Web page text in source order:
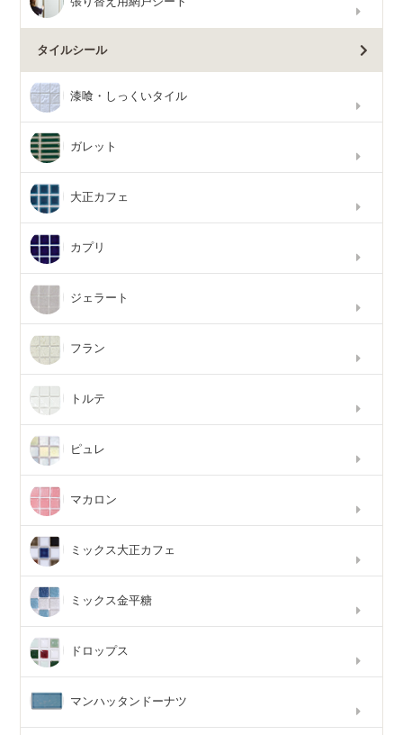
タイルシール
漆喰・しっくいタイル
ガレット
大正カフェ
カプリ
ジェラート
フラン
トルテ
ピュレ
マカロン
ミックス大正カフェ
ミックス金平糖
ドロップス
マンハッタンドーナツ